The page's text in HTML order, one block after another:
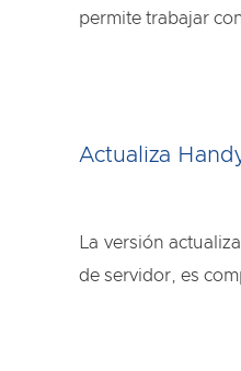
permite trabajar
Actualiza
La versión
de servidor, es